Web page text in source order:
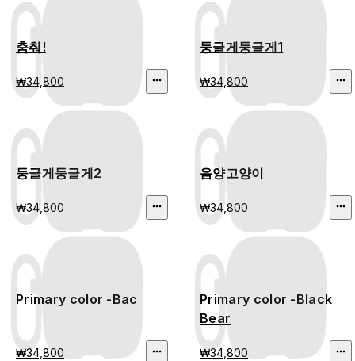
춤춰!
₩34,800
둥글게둥글게1
₩34,800
둥글게둥글게2
₩34,800
음양고양이
₩34,800
Primary color -Bac
₩34,800
Primary color -Black
Bear
₩34,800